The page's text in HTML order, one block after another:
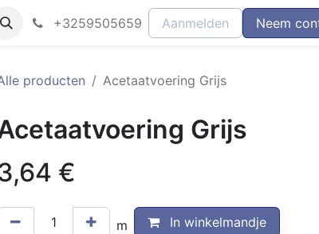
+3259505659 Aanmelden Neem
producten Acetaatvoering Grijs
Grijs
€
m In winkelmandje